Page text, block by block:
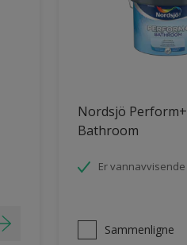
Nordsjö Perform+
Bathroom
Er vannavvisende
Sammenligne